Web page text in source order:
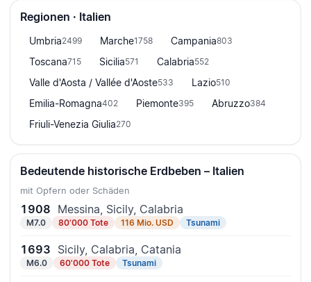
Regionen · Italien
Umbria2499 Marche1758 Campania803
Toscana715 Sicilia571 Calabria552
Valle d'Aosta / Vallée d'Aoste533 Lazio510
Emilia-Romagna402 Piemonte395 Abruzzo384
Friuli-Venezia Giulia270
Bedeutende historische Erdbeben – Italien
mit Opfern oder Schäden
1908 Messina, Sicily, Calabria
M7.0 80'000 Tote 116 Mio. USD Tsunami
1693 Sicily, Calabria, Catania
M6.0 60'000 Tote Tsunami